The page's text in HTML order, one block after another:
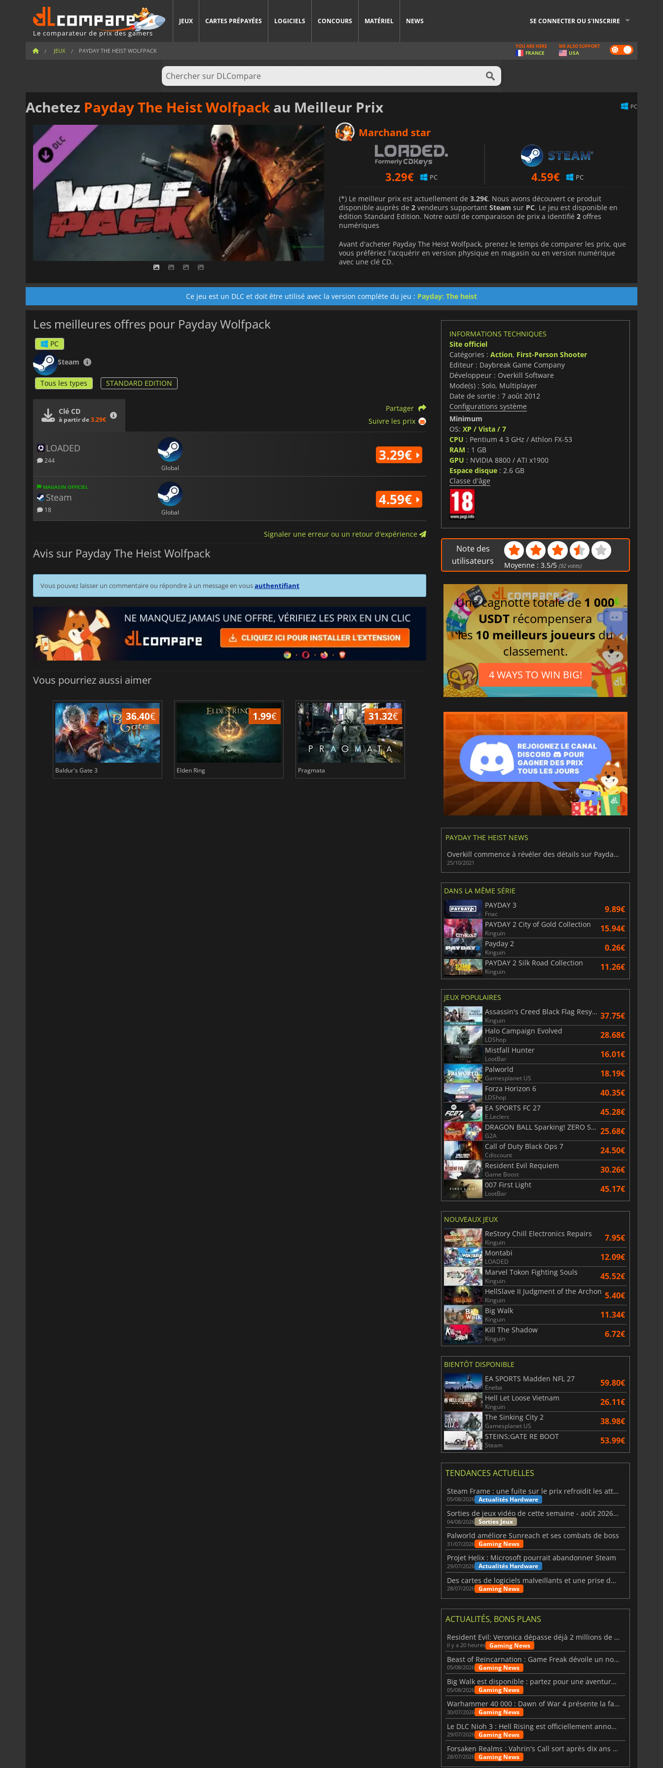
Le comparateur de prix des gamers
JEUX CARTES PRÉPAYÉES LOGICIELS CONCOURS MATÉRIEL NEWS SE CONNECTER OU S'INSCRIRE
JEUX PAYDAY THE HEIST WOLFPACK Dark
mode
YOU ARE HERE
FRANCE
WE ALSO SUPPORT
USA
Achetez Payday The Heist Wolfpack au Meilleur Prix PC
Marchand star
3.29€ PC 4.59€ PC
(*) Le meilleur prix est actuellement de 3.29€. Nous avons découvert ce produit
disponible auprès de 2 vendeurs supportant Steam sur PC. Le jeu est disponible en
édition Standard Edition. Notre outil de comparaison de prix a identifié 2 offres
numériques
Avant d'acheter Payday The Heist Wolfpack, prenez le temps de comparer les prix, que
vous préfériez l'acquérir en version physique en magasin ou en version numérique
avec une clé CD.
Ce jeu est un DLC et doit être utilisé avec la version complète du jeu : Payday: The heist
Les meilleures offres pour Payday Wolfpack
PC
Steam
Tous les types STANDARD EDITION
Clé CD
à partir de3.29€
Partager
Suivre les prix
LOADED
244
Global
3.29€
MAGASIN OFFICIEL
Steam
18 Global
4.59€
Signaler une erreur ou un retour d'expérience
Avis sur Payday The Heist Wolfpack
Vous pouvez laisser un commentaire ou répondre à un message en vousauthentifiant
Vous pourriez aussi aimer
36.40€
Baldur's Gate 3
1.99€
Elden Ring
31.32€
Pragmata
6.77€
Total War WARHAMMER 3
15.48
Lies Of P
INFORMATIONS TECHNIQUES
Site officiel
Catégories : Action, First-Person Shooter
Editeur : Daybreak Game Company
Développeur : Overkill Software
Mode(s) : Solo, Multiplayer
Date de sortie : 7 août 2012
Configurations système
Minimum
OS: XP / Vista / 7
CPU : Pentium 4 3 GHz / Athlon FX-53
RAM : 1 GB
GPU : NVIDIA 8800 / ATI x1900
Espace disque: 2.6 GB
Classe d'âge
Note des
utilisateurs
Moyenne :3.5/5 (92 votes)
Une cagnotte totale de 1 000
USDT récompensera
les 10 meilleurs joueurs du
classement.
4 WAYS TO WIN BIG!
PAYDAY THE HEIST NEWS
Overkill commence à révéler des détails sur Payday 3
25/10/2021
DANS LA MÊME SÉRIE
PAYDAY 3
Fnac 9.89€
PAYDAY 2 City of Gold Collection
Kinguin 15.94€
Payday 2
Kinguin 0.26€
PAYDAY 2 Silk Road Collection
Kinguin 11.26€
JEUX POPULAIRES
Assassin's Creed Black Flag Resynced
Kinguin 37.75€
Halo Campaign Evolved
LDShop 28.68€
Mistfall Hunter
LootBar 16.01€
Palworld
Gamesplanet US 18.19€
Forza Horizon 6
LDShop 40.35€
EA SPORTS FC 27
E.Leclerc 45.28€
DRAGON BALL Sparking! ZERO Super Limit Breaking NEO
G2A 25.68€
Call of Duty Black Ops 7
Cdiscount 24.50€
Resident Evil Requiem
Game Boost 30.26€
007 First Light
LootBar 45.17€
NOUVEAUX JEUX
ReStory Chill Electronics Repairs
Kinguin 7.95€
Montabi
LOADED 12.09€
Marvel Tokon Fighting Souls
Kinguin 45.52€
HellSlave II Judgment of the Archon
Kinguin 5.40€
Big Walk
Kinguin 11.34€
Kill The Shadow
Kinguin 6.72€
BIENTÔT DISPONIBLE
EA SPORTS Madden NFL 27
Eneba 59.80€
Hell Let Loose Vietnam
Kinguin 26.11€
The Sinking City 2
Gamesplanet US 38.98€
STEINS;GATE RE BOOT
Steam 53.99€
TENDANCES ACTUELLES
Steam Frame : une fuite sur le prix refroidit les attentes VR
05/08/2026 Actualités Hardware
Sorties de jeux vidéo de cette semaine - août 2026 (semaine 32)
04/08/2026 Sorties Jeux
Palworld améliore Sunreach et ses combats de boss
31/07/2026 Gaming News
Projet Helix : Microsoft pourrait abandonner Steam
29/07/2026 Actualités Hardware
Des cartes de logiciels malveillants et une prise de contrôle de Discord ont touché Meccha Chameleon
28/07/2026 Gaming News
ACTUALITÉS, BONS PLANS
Resident Evil: Veronica dépasse déjà 2 millions de wishlists
il y a 20 heures Gaming News
Beast of Reincarnation : Game Freak dévoile un nouveau pari
05/08/2026 Gaming News
Big Walk est disponible : partez pour une aventure entre amis
05/08/2026 Gaming News
Warhammer 40 000 : Dawn of War 4 présente la faction des Nécrons
30/07/2026 Gaming News
Le DLC Nioh 3 : Hell Rising est officiellement annoncé
29/07/2026 Gaming News
Forsaken Realms : Vahrin's Call sort après dix ans de développement
28/07/2026 Gaming News